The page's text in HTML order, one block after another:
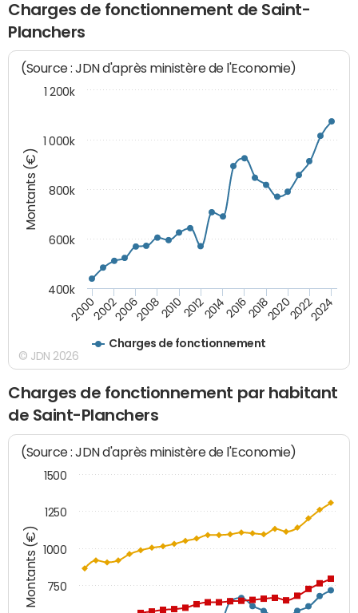
Charges de fonctionnement de Saint-
Planchers
Montants (€)
(Source : JDN d'après ministère de l'Economie)
Charges de fonctionnement
200020022006200820102012201420162018202020222024
400k
600k
800k
1 000k
1 200k
© JDN 2026
Charges de fonctionnement par habitant
de Saint-Planchers
Montants (€)
(Source : JDN d'après ministère de l'Economie)
750
1000
1250
1500